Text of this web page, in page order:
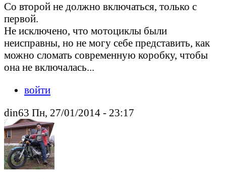
Со второй не должно включаться, только с
первой.
Не исключено, что мотоциклы были
неисправны, но не могу себе представить, как
можно сломать современную коробку, чтобы
она не включалась...
войти
din63 Пн, 27/01/2014 - 23:17